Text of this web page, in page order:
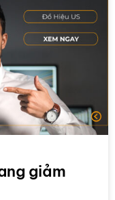
giảm